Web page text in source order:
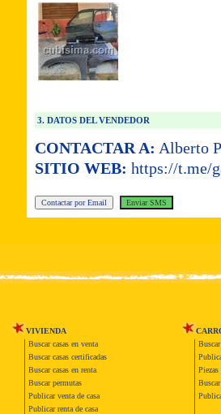
3. DATOS DEL VENDEDOR
CONTACTAR A: Alberto
SITIO WEB: https://t.me/
VIVIENDA
Buscar casas en venta
Buscar casas certificadas
Buscar casas en renta
Buscar permutas
Publicar venta de casa
Publicar renta de casa
Piezas